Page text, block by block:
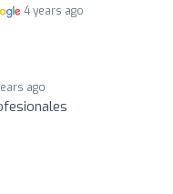
4 years ago
ago